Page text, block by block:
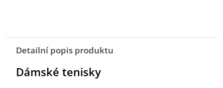
Detailní popis produktu
Dámské tenisky